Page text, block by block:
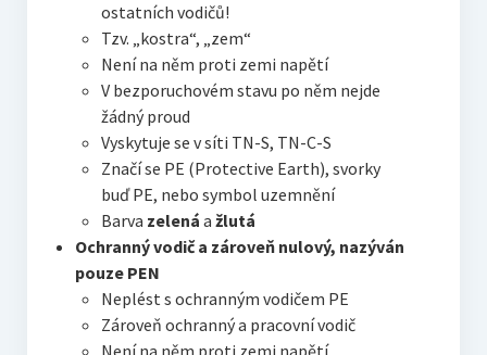
ostatních vodičů!
Tzv. „kostra“, „zem“
Není na něm proti zemi napětí
V bezporuchovém stavu po něm nejde
žádný proud
Vyskytuje se v síti TN-S, TN-C-S
Značí se PE (Protective Earth), svorky
buď PE, nebo symbol uzemnění
Barva zelená a žlutá
Ochranný vodič a zároveň nulový, nazýván
pouze PEN
Neplést s ochranným vodičem PE
Zároveň ochranný a pracovní vodič